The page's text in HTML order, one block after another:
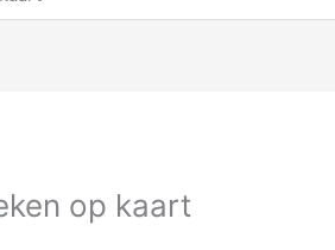
op kaart